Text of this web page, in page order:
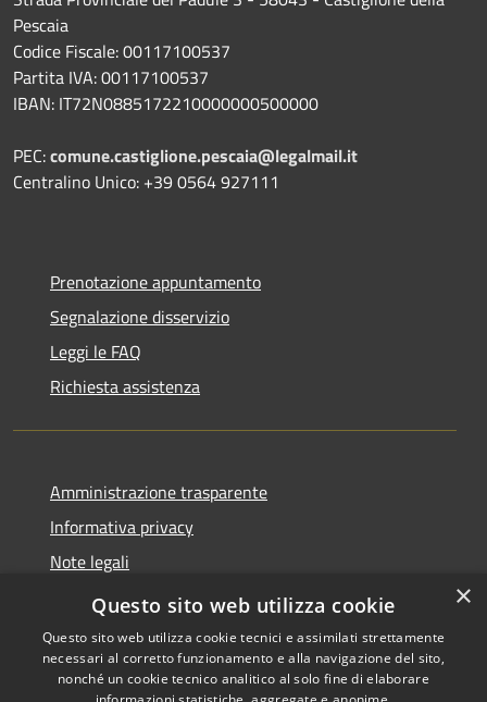
Pescaia
Codice Fiscale: 00117100537
Partita IVA: 00117100537
IBAN: IT72N0885172210000000500000
PEC:comune.castiglione.pescaia@legalmail.it
Centralino Unico: +39 0564 927111
Prenotazione appuntamento
Segnalazione disservizio
Leggi le FAQ
Richiesta assistenza
Amministrazione trasparente
Informativa privacy
Note legali
Dichiarazione di accessibilità
×
Questo sito web utilizza cookie
Questo sito web utilizza cookie tecnici e assimilati strettamente
necessari al corretto funzionamento e alla navigazione del sito,
nonché un cookie tecnico analitico al solo fine di elaborare